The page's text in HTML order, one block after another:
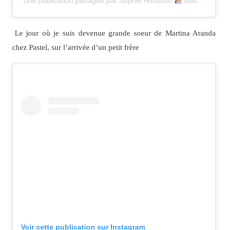
Le jour où je suis devenue grande soeur de Martina Aranda
chez Pastel, sur l’arrivée d’un petit frère
Voir cette publication sur Instagram